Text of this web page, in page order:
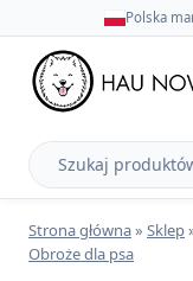
Polska
Szukaj
produktów
Strona główna» Sklep
Obroże dla psa